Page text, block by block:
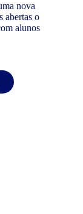
nova
abertas o
alunos